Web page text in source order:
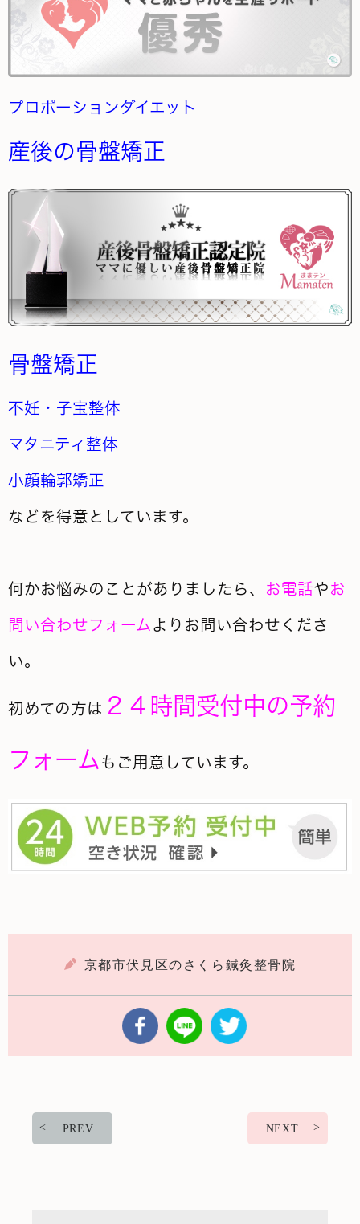
プロポーションダイエット
産後の骨盤矯正
骨盤矯正
不妊・子宝整体
マタニティ整体
小顔輪郭矯正
などを得意としています。
何かお悩みのことがありましたら、 お電話や お
問い合わせフォーム よりお問い合わせくださ
い。
初めての方は ２４時間受付中の予約
フォーム もご用意しています。
京都市伏見区のさくら鍼灸整骨院
PREV NEXT